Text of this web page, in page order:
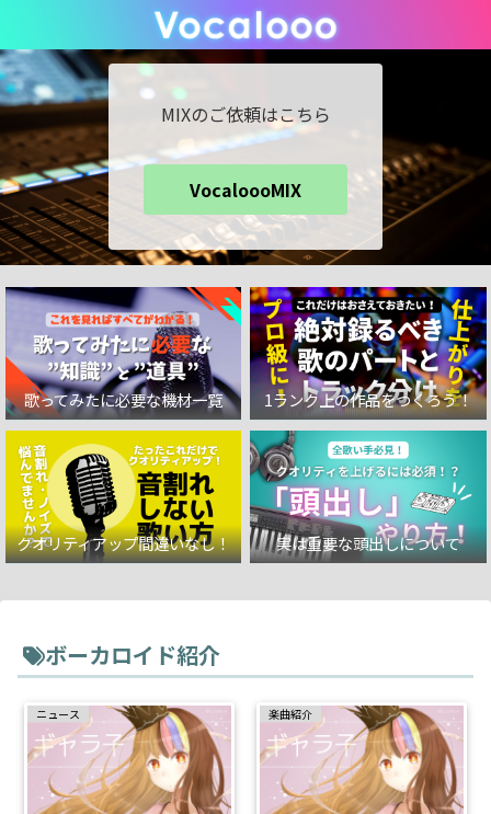
MIXのご依頼はこちら
VocaloooMIX
歌ってみたに必要な機材一覧 1ランク上の作品をつくろう！
クオリティアップ間違いなし！ 実は重要な頭出しについて
ボーカロイド紹介
ニュース 楽曲紹介